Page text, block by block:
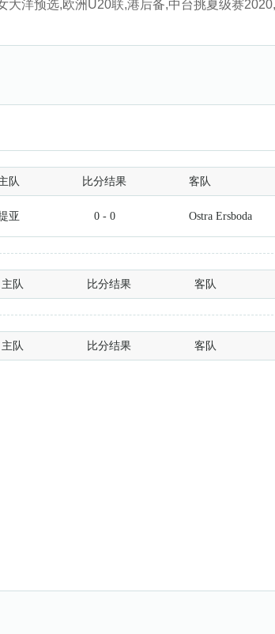
洋预选,欧洲U20联,港后备,中台挑夏级赛
队 比分结果 客队
亚 0 - 0 Ostra Ersboda
主队 比分结果 客队
主队 比分结果 客队